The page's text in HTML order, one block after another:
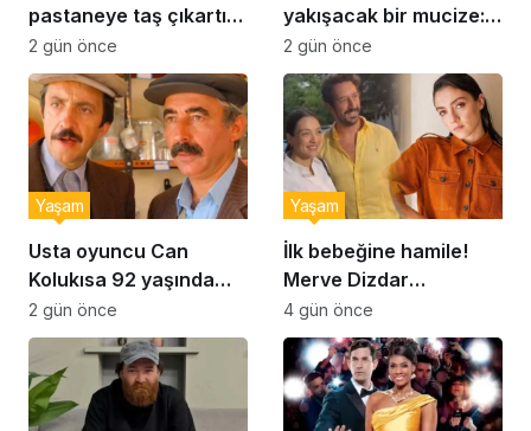
pastaneye taş çıkartır:
Şekerpare tarifi
2 gün önce
yakışacak bir mucize:
Brownie tadında ıslak
kurabiye tarifi…
2 gün önce
Usta oyuncu Can
Kolukısa 92 yaşında
hayatını kaybetti
Yaşam
2 gün önce
İlk bebeğine hamile!
Merve Dizdar
sessizliğini bozdu: ‘İsim
bulmak çok zor’
Yaşam
4 gün önce